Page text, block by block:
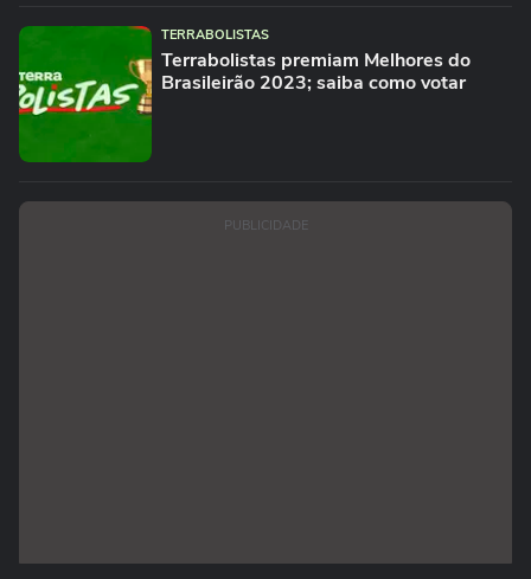
TERRABOLISTAS
Terrabolistas premiam Melhores do
Brasileirão 2023; saiba como votar
PUBLICIDADE